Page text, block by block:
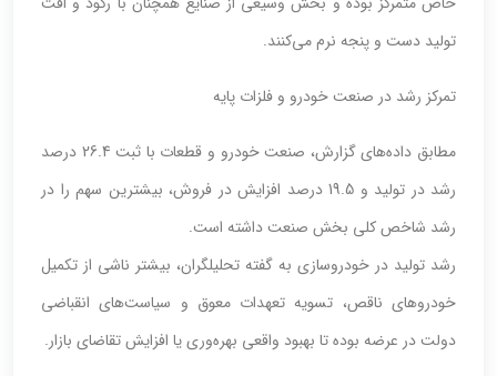
تولید دست و پنجه نرم می‌کنند.
تمرکز رشد در صنعت خودرو و فلزات پایه
مطابق داده‌های گزارش، صنعت خودرو و قطعات با ثبت 26.4 درصد
رشد در تولید و 19.5 درصد افزایش در فروش، بیشترین سهم را در
رشد شاخص کلی بخش صنعت داشته است.
رشد تولید در خودروسازی به گفته تحلیلگران، بیشتر ناشی از تکمیل
خودروهای ناقص، تسویه تعهدات معوق و سیاست‌های انقباضی
دولت در عرضه بوده تا بهبود واقعی بهره‌وری یا افزایش تقاضای بازار.